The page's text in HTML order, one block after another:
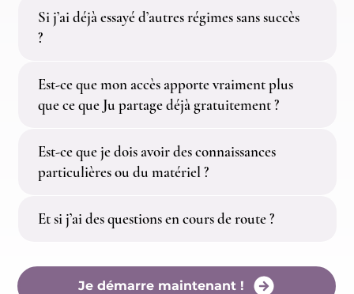
Je démarre maintenant !
Si j’ai déjà essayé d’autres régimes sans succès
?
Est-ce que mon accès apporte vraiment plus
que ce que Ju partage déjà gratuitement ?
Est-ce que je dois avoir des connaissances
particulières ou du matériel ?
Et si j’ai des questions en cours de route ?